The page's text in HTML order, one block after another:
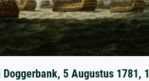
Doggerbank, 5 Augustus 1781,